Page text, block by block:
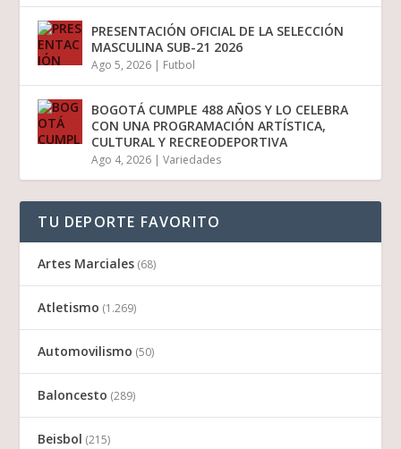
PRESENTACIÓN OFICIAL DE LA SELECCIÓN
MASCULINA SUB-21 2026
Ago 5, 2026 | Futbol
BOGOTÁ CUMPLE 488 AÑOS Y LO CELEBRA
CON UNA PROGRAMACIÓN ARTÍSTICA,
CULTURAL Y RECREODEPORTIVA
Ago 4, 2026 |Variedades
TU DEPORTE FAVORITO
Artes Marciales (68)
Atletismo (1.269)
Automovilismo (50)
Baloncesto (289)
Beisbol (215)